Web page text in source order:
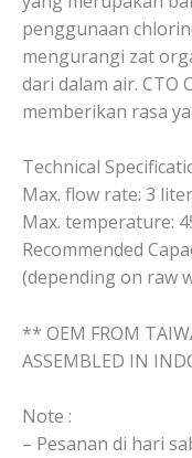
penggunaan
mengurangi zat
dari dalam air. CTO
memberikan rasa
Technical
Max. flow rate: 3
Max. temperature:
Recommended
(depending on raw
** OEM FROM
ASSEMBLED IN
Note :
– Pesanan di hari